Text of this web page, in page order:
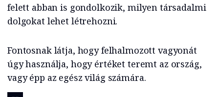
felett abban is gondolkozik, milyen társadalmi
dolgokat lehet létrehozni.
Fontosnak látja, hogy felhalmozott vagyonát
úgy használja, hogy értéket teremt az ország,
vagy épp az egész világ számára.